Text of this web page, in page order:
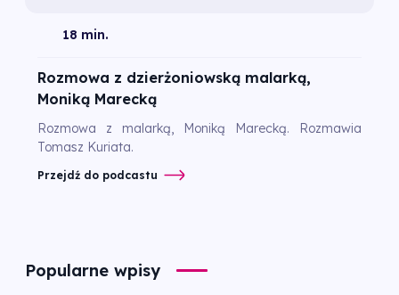
18 min.
Rozmowa z dzierżoniowską malarką,
Moniką Marecką
Rozmowa z malarką, Moniką Marecką. Rozmawia
Tomasz Kuriata.
Przejdź do podcastu
Popularne wpisy